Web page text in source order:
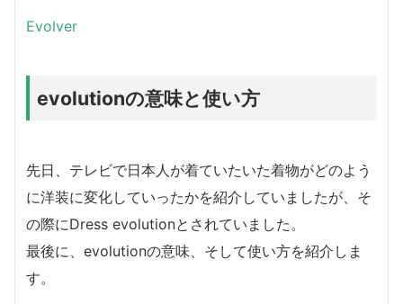
Evolver
evolutionの意味と使い方
先日、テレビで日本人が着ていたいた着物がどのよう
に洋装に変化していったかを紹介していましたが、そ
の際にDress evolutionとされていました。
最後に、evolutionの意味、そして使い方を紹介しま
す。